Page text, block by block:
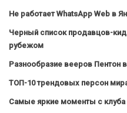
Не работает WhatsApp Web в
Черный список продавцов-
рубежом
Разнообразие вееров Пентон
ТОП-10 трендовых персон
Самые яркие моменты с клуба